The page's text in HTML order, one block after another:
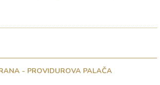
- PROVIDUROVA PALAČA